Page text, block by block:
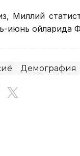
Миллий
июнь ойларида
Демография